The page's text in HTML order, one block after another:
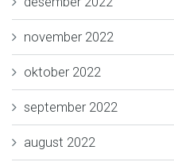
november 2022
oktober 2022
september 2022
august 2022